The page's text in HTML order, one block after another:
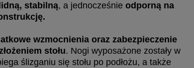
stabilną, a jednocześnie odporną na
wzmocnienia oraz zabezpieczenie
stołu. Nogi wyposażone zostały w
ślizganiu się stołu po podłożu, a także